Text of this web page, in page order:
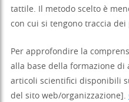
tattile. Il metodo scelto è
con cui si tengono traccia
Per approfondire la
alla base della formazione
articoli scientifici disponibili
del sito web/organizzazione].